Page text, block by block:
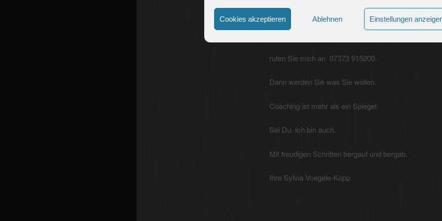
Cookies akzeptieren Ablehnen Einstellungen
Perfekt. Sie sind klasse.
rufen Sie mich an 07373 915200.
Dann werden Sie was Sie wollen.
Coaching ist mehr als ein Spiegel.
Sei Du. Ich bin auch.
Mit freudigen Schritten bergauf und bergab.
Ihre Sylvia Voegele-Kopp